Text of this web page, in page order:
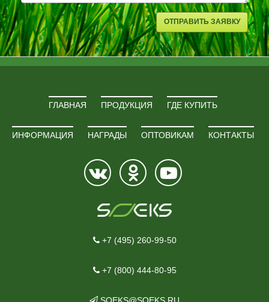
ОТПРАВИТЬ ЗАЯВКУ
ГЛАВНАЯ ПРОДУКЦИЯ ГДЕ КУПИТЬ
ИНФОРМАЦИЯ НАГРАДЫ ОПТОВИКАМ КОНТАКТЫ
+7 (495) 260-99-50
+7 (800) 444-80-95
SOEKS@SOEKS.RU